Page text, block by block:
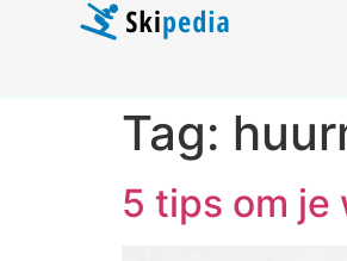
Tag:
5 tips om je